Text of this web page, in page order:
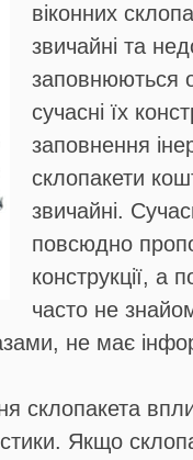
віконних
звичайні та
заповнюються
сучасні їх
заповнення
склопакети
звичайні.
повсюдно
конструкції, а
часто не
не має
склопакета
Якщо